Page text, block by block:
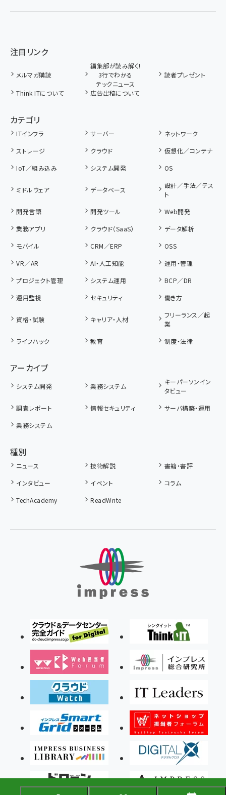
注目リンク
メルマガ購読
編集部が読み解く!
3行でわかる
テックニュース
読者プレゼント
Think ITについて 広告出稿について
カテゴリ
ITインフラ サーバー
ネットワーク
ストレージ
クラウド
仮想化／コンテナ
IoT／組み込み
システム開発 OS
ミドルウェア データベース
設計／手法／テス
ト
開発言語
開発ツール
Web開発
業務アプリ
クラウド（SaaS）
データ解析
モバイル
CRM／ERP
OSS
VR／AR
AI・人工知能
運用・管理
プロジェクト管理
システム運用
BCP／DR
運用監視
セキュリティ 働き方
資格・試験 キャリア・人材
フリーランス／起
業
ライフハック
教育 制度・法律
アーカイブ
システム開発 業務システム
キーパーソンイン
タビュー
調査レポート
情報セキュリティ
サーバ構築・運用
業務システム
種別
ニュース 技術解説
書籍・書評
インタビュー
イベント
コラム
TechAcademy
ReadWrite